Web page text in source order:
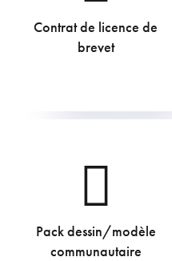
Contrat de licence de
brevet
605,00€
Pack dessin/modèle
communautaire
605,00€